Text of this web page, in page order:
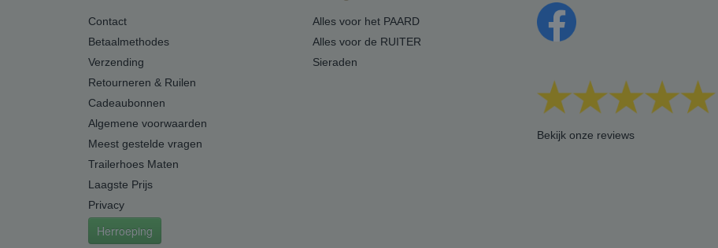
Contact
Betaalmethodes
Verzending
Retourneren & Ruilen
Cadeaubonnen
Algemene voorwaarden
Meest gestelde vragen
Trailerhoes Maten
Laagste Prijs
Privacy
Herroeping
Alles voor het PAARD
Alles voor de RUITER
Sieraden
Bekijk onze reviews